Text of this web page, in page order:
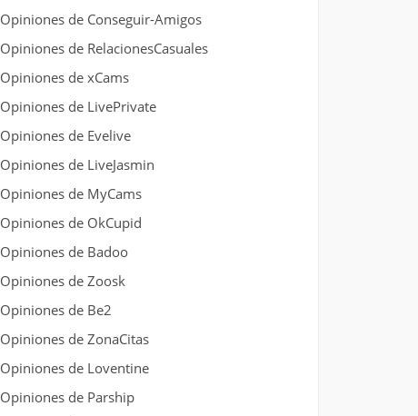
Opiniones de Conseguir-Amigos
Opiniones de RelacionesCasuales
Opiniones de xCams
Opiniones de LivePrivate
Opiniones de Evelive
Opiniones de LiveJasmin
Opiniones de MyCams
Opiniones de OkCupid
Opiniones de Badoo
Opiniones de Zoosk
Opiniones de Be2
Opiniones de ZonaCitas
Opiniones de Loventine
Opiniones de Parship